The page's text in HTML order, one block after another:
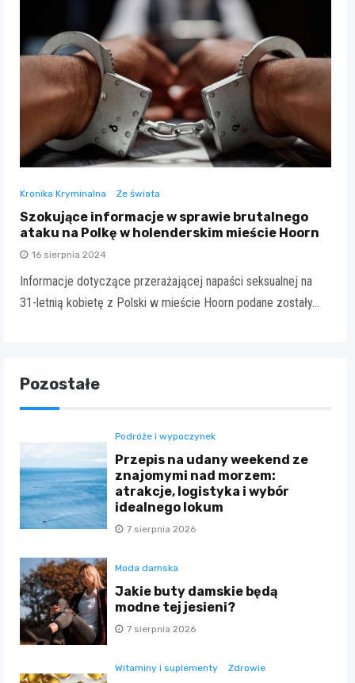
Kronika Kryminalna Ze świata
Szokujące informacje w sprawie brutalnego
ataku na Polkę w holenderskim mieście Hoorn
16 sierpnia 2024
Informacje dotyczące przerażającej napaści seksualnej na
31-letnią kobietę z Polski w mieście Hoorn podane zostały…
Pozostałe
Podróże i wypoczynek
Przepis na udany weekend ze
znajomymi nad morzem:
atrakcje, logistyka i wybór
idealnego lokum
7 sierpnia 2026
Moda damska
Jakie buty damskie będą
modne tej jesieni?
7 sierpnia 2026
Witaminy i suplementy Zdrowie